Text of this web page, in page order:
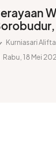
Kurniasari
Rabu, 18 Mei